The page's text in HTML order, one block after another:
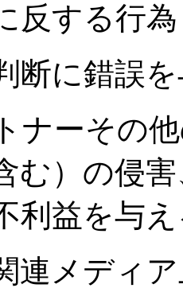
反する行為
断に錯誤
ナーその
む）の侵
利益を与
連メディ